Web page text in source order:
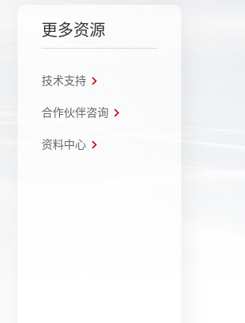
更多资源
技术支持
合作伙伴咨询
资料中心